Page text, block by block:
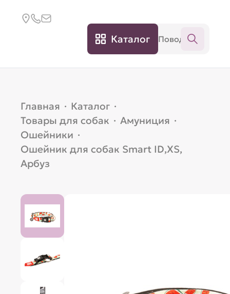
Каталог
Главная · Каталог ·
Товары для собак · Амуниция ·
Ошейники ·
Ошейник для собак Smart ID,XS,
Арбуз